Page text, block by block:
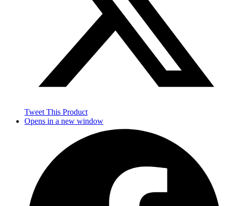
Tweet This Product
Opens in a new window